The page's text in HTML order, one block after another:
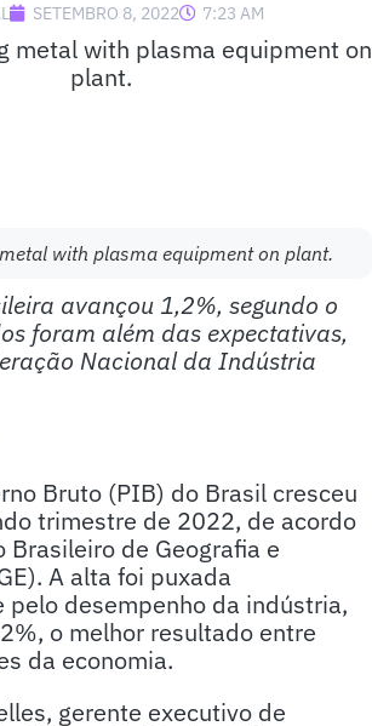
SETEMBRO 8, 2022 7:23 AM
with plasma equipment on plant.
avançou 1,2%, segundo o
foram além das expectativas,
Nacional da Indústria
Bruto (PIB) do Brasil cresceu
trimestre de 2022, de acordo
de Geografia e
A alta foi puxada
pelo desempenho da indústria,
o melhor resultado entre
da economia.
gerente executivo de